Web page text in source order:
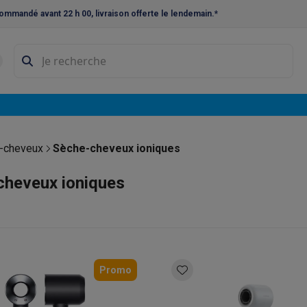
avant 22 h 00, livraison offerte le lendemain.*
Réfrigérateurs pose-libreFrigos américainsCaves à vin
Machines à capsules & dosettes
Machines à jusCuits oeufs Yaourtières
à croque-monsieur
cheveux Sèche-cheveux ioniques
ioniques
Promo